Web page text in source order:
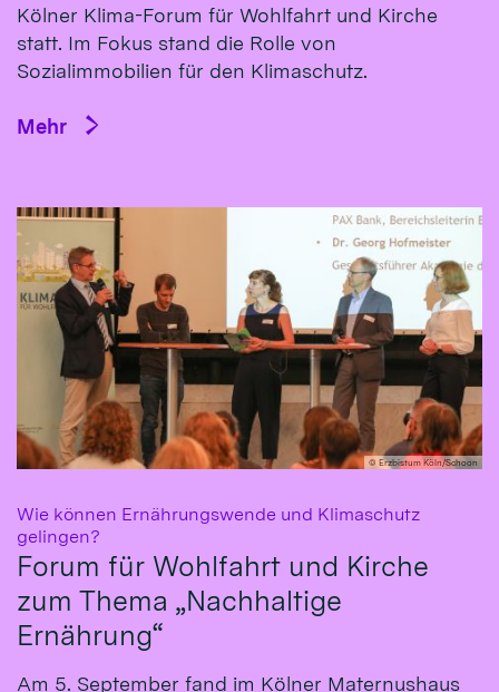
Kölner Klima-Forum für Wohlfahrt und Kirche
statt. Im Fokus stand die Rolle von
Sozialimmobilien für den Klimaschutz.
Mehr
© Erzbistum Köln/Schoon
Wie können Ernährungswende und Klimaschutz
gelingen?
Forum für Wohlfahrt und Kirche
zum Thema „Nachhaltige
Ernährung“
Am 5. September fand im Kölner Maternushaus